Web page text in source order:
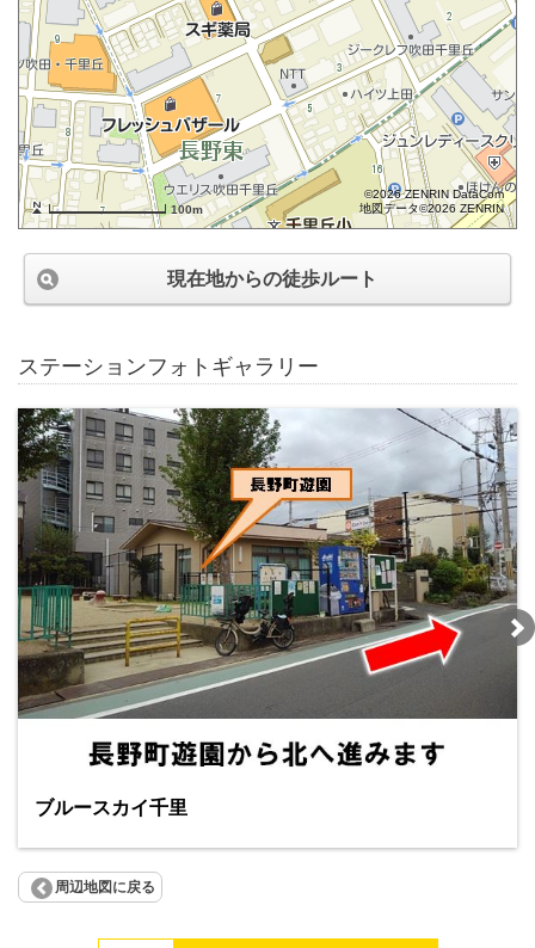
100m
©2026 ZENRIN DataCom
地図データ©2026 ZENRIN
現在地からの徒歩ルート
ステーションフォトギャラリー
ブルースカイ千里
周辺地図に戻る